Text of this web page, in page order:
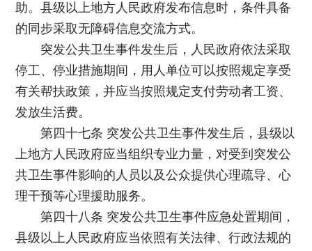
助。县级以上地方人民政府发布信息时，条件具备
的同步采取无障碍信息交流方式。
突发公共卫生事件发生后，人民政府依法采取
停工、停业措施期间，用人单位可以按照规定享受
有关帮扶政策，并应当按照规定支付劳动者工资、
发放生活费。
第四十七条 突发公共卫生事件发生后，县级以
上地方人民政府应当组织专业力量，对受到突发公
共卫生事件影响的人员以及公众提供心理疏导、心
理干预等心理援助服务。
第四十八条 突发公共卫生事件应急处置期间，
县级以上人民政府应当依照有关法律、行政法规的